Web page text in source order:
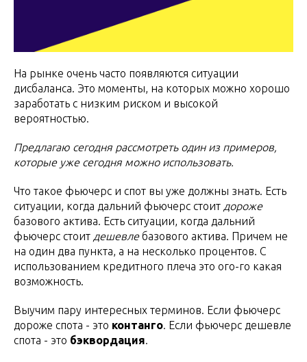
На рынке очень часто появляются ситуации
дисбаланса. Это моменты, на которых можно хорошо
заработать с низким риском и высокой
вероятностью.
Предлагаю сегодня рассмотреть один из примеров,
которые уже сегодня можно использовать.
Что такое фьючерс и спот вы уже должны знать. Есть
ситуации, когда дальний фьючерс стоит дороже
базового актива. Есть ситуации, когда дальний
фьючерс стоит дешевлебазового актива. Причем не
на один два пункта, а на несколько процентов. С
использованием кредитного плеча это ого-го какая
возможность.
Выучим пару интересных терминов. Если фьючерс
дороже спота - это контанго. Если фьючерс дешевле
спота - это бэквордация.